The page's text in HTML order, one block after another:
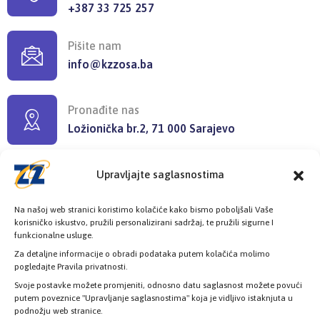
Upravljajte saglasnostima
Na našoj web stranici koristimo kolačiće kako bismo poboljšali Vaše
korisničko iskustvo, pružili personalizirani sadržaj, te pružili sigurne I
funkcionalne usluge.
Za detaljne informacije o obradi podataka putem kolačića molimo
pogledajte Pravila privatnosti.
Svoje postavke možete promjeniti, odnosno datu saglasnost možete povući
putem poveznice "Upravljanje saglasnostima" koja je vidljivo istaknjuta u
podnožju web stranice.
+387 33 725 257
Pišite nam
info@kzzosa.ba
Pronađite nas
Ložionička br.2, 71 000 Sarajevo
Radno vrijeme
Provjerite status vaše elektronske
zdravstvene kartice